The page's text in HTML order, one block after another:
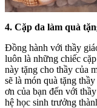
4. Cặp da làm quà
Đồng hành với thầy
luôn là những chiếc
này tặng cho thầy của
sẽ là món quà tặng
ơn của bạn đến với
hệ học sinh trưởng